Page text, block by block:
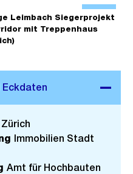
f
Leimbach Siegerprojekt
mit Treppenhaus
Immobilien Stadt
Amt für Hochbauten